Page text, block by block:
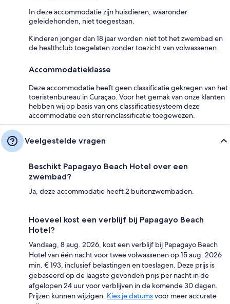
In deze accommodatie zijn huisdieren, waaronder
geleidehonden, niet toegestaan.
Kinderen jonger dan 18 jaar worden niet tot het zwembad en
de healthclub toegelaten zonder toezicht van volwassenen.
Accommodatieklasse
Deze accommodatie heeft geen classificatie gekregen van het
toeristenbureau in Curaçao. Voor het gemak van onze klanten
hebben wij op basis van ons classificatiesysteem deze
accommodatie een sterrenclassificatie toegewezen.
Veelgestelde vragen
Beschikt Papagayo Beach Hotel over een
zwembad?
Ja, deze accommodatie heeft 2 buitenzwembaden.
Hoeveel kost een verblijf bij Papagayo Beach
Hotel?
Vandaag, 8 aug. 2026, kost een verblijf bij Papagayo Beach
Hotel van één nacht voor twee volwassenen op 15 aug. 2026
min. € 193, inclusief belastingen en toeslagen. Deze prijs is
gebaseerd op de laagste gevonden prijs per nacht in de
afgelopen 24 uur voor verblijven in de komende 30 dagen.
Prijzen kunnen wijzigen. Kies je datumsvoor meer accurate